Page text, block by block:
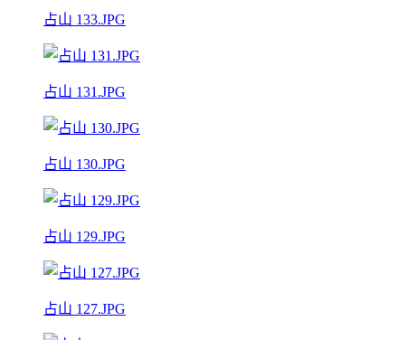
占山 133.JPG
占山 131.JPG
占山 130.JPG
占山 129.JPG
占山 127.JPG